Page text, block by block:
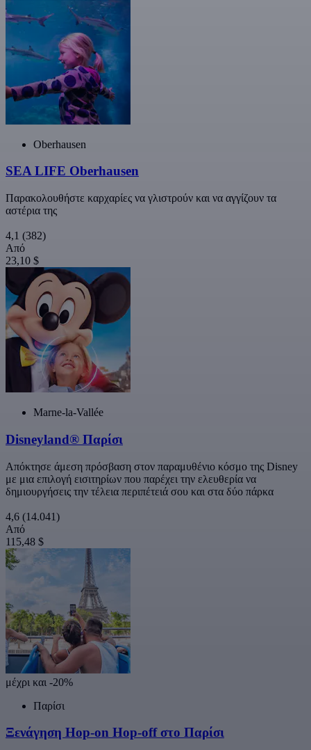
Oberhausen
SEA LIFE Oberhausen
Παρακολουθήστε καρχαρίες να γλιστρούν και να αγγίζουν τα
αστέρια της
4,1 (382)
Από
23,10 $
Marne-la-Vallée
Disneyland® Παρίσι
Απόκτησε άμεση πρόσβαση στον παραμυθένιο κόσμο της Disney
με μια επιλογή εισιτηρίων που παρέχει την ελευθερία να
δημιουργήσεις την τέλεια περιπέτειά σου και στα δύο πάρκα
4,6 (14.041)
Από
115,48 $
μέχρι και -20%
Παρίσι
Ξενάγηση Hop-on Hop-off στο Παρίσι